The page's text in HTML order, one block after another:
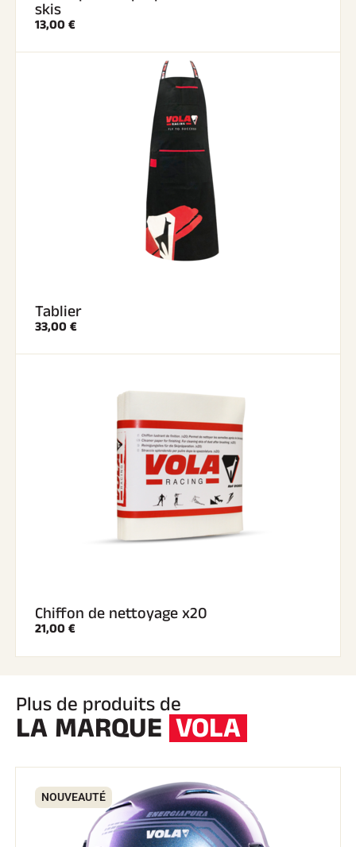
skis
13,00 €
Tablier
33,00 €
Chiffon de nettoyage x20
21,00 €
Plus de produits de
LA MARQUE VOLA
NOUVEAUTÉ